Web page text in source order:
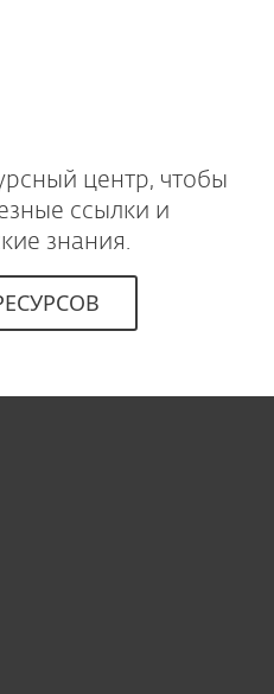
центр, чтобы
ссылки и
знания.